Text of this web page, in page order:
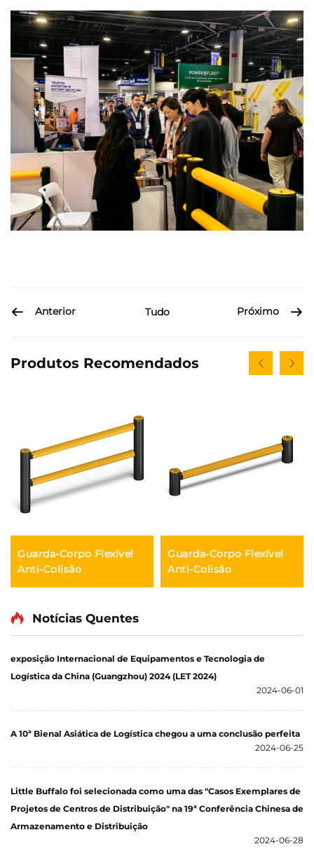
Anterior Tudo Próximo
Produtos Recomendados
Guarda-Corpo Flexível
Anti-Colisão
Guarda-Corpo Flexível
Anti-Colisão
Notícias Quentes
exposição Internacional de Equipamentos e Tecnologia de
Logística da China (Guangzhou) 2024 (LET 2024)
2024-06-01
A 10ª Bienal Asiática de Logística chegou a uma conclusão perfeita
2024-06-25
Little Buffalo foi selecionada como uma das "Casos Exemplares de
Projetos de Centros de Distribuição" na 19ª Conferência Chinesa de
Armazenamento e Distribuição
2024-06-28